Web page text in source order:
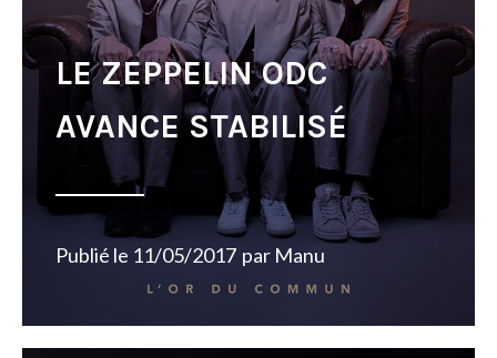
LE ZEPPELIN ODC
AVANCE STABILISÉ
Publié le 11/05/2017 par Manu